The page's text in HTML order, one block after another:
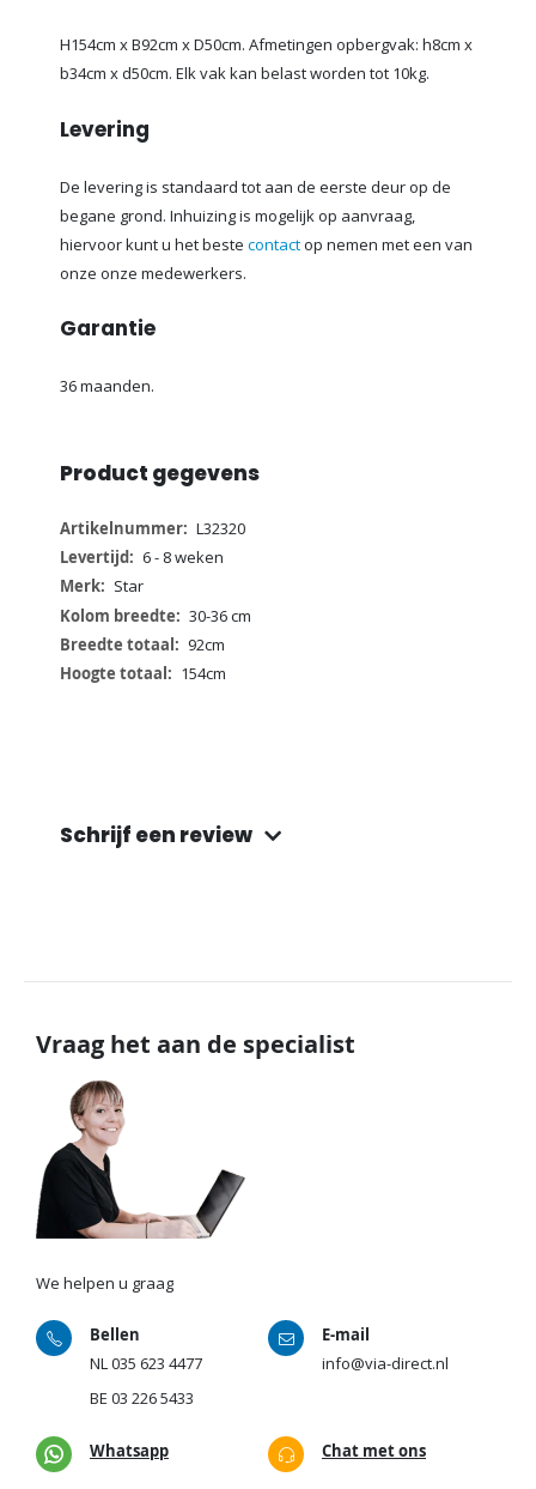
H154cm x B92cm x D50cm. Afmetingen opbergvak: h8cm x
b34cm x d50cm. Elk vak kan belast worden tot 10kg.
Levering
De levering is standaard tot aan de eerste deur op de
begane grond. Inhuizing is mogelijk op aanvraag,
hiervoor kunt u het beste contactop nemen met een van
onze onze medewerkers.
Garantie
36 maanden.
Product gegevens
Meer
informatie
L32320
6 - 8 weken
Star
30-36 cm
92cm
154cm
Schrijf een review
Vraag het aan de specialist
We helpen u graag
Bellen
NL 035 623 4477
BE 03 226 5433
E-mail
info@via-direct.nl
Whatsapp Chat met ons